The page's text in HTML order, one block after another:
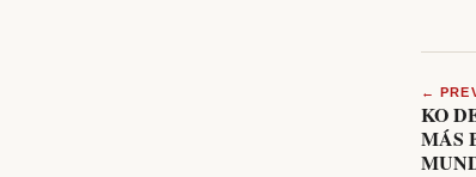
←
KO
MÁS